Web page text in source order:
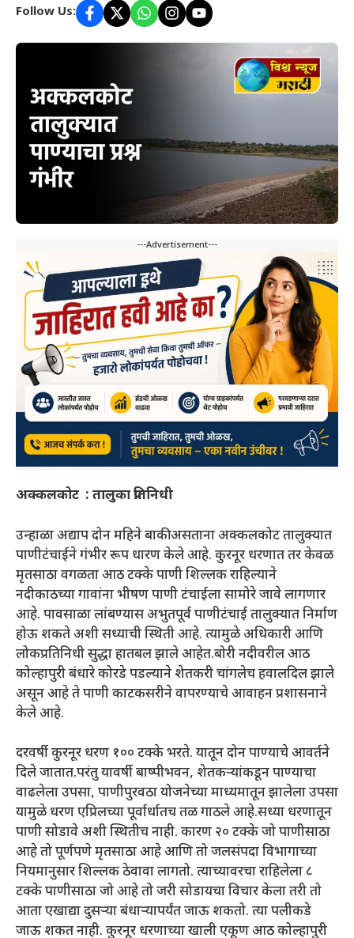
Follow Us:
---Advertisement---
अक्कलकोट : तालुका प्रतिनिधी
उन्हाळा अद्याप दोन महिने बाकी असताना अक्कलकोट तालुक्यात
पाणीटंचाईने गंभीर रूप धारण केले आहे. कुरनूर धरणात तर केवळ
मृतसाठा वगळता आठ टक्के पाणी शिल्लक राहिल्याने
नदीकाठच्या गावांना भीषण पाणी टंचाईला सामोरे जावे लागणार
आहे. पावसाळा लांबण्यास अभुतपूर्व पाणीटंचाई तालुक्यात निर्माण
होऊ शकते अशी सध्याची स्थिती आहे. त्यामुळे अधिकारी आणि
लोकप्रतिनिधी सुद्धा हातबल झाले आहेत.बोरी नदीवरील आठ
कोल्हापुरी बंधारे कोरडे पडल्याने शेतकरी चांगलेच हवालदिल झाले
असून आहे ते पाणी काटकसरीने वापरण्याचे आवाहन प्रशासनाने
केले आहे.
दरवर्षी कुरनूर धरण १०० टक्के भरते. यातून दोन पाण्याचे आवर्तने
दिले जातात.परंतु यावर्षी बाष्पीभवन, शेतकऱ्यांकडून पाण्याचा
वाढलेला उपसा, पाणीपुरवठा योजनेच्या माध्यमातून झालेला उपसा
यामुळे धरण एप्रिलच्या पूर्वार्धातच तळ गाठले आहे.सध्या धरणातून
पाणी सोडावे अशी स्थितीच नाही. कारण २० टक्के जो पाणीसाठा
आहे तो पूर्णपणे मृतसाठा आहे आणि तो जलसंपदा विभागाच्या
नियमानुसार शिल्लक ठेवावा लागतो. त्याच्यावरचा राहिलेला ८
टक्के पाणीसाठा जो आहे तो जरी सोडायचा विचार केला तरी तो
आता एखाद्या दुसऱ्या बंधाऱ्यापर्यंत जाऊ शकतो. त्या पलीकडे
जाऊ शकत नाही. कुरनूर धरणाच्या खाली एकूण आठ कोल्हापुरी